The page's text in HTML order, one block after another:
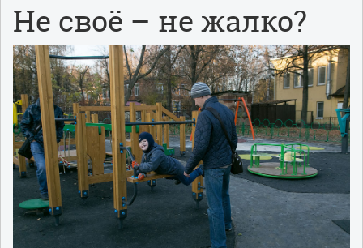
Не своё – не жалко?